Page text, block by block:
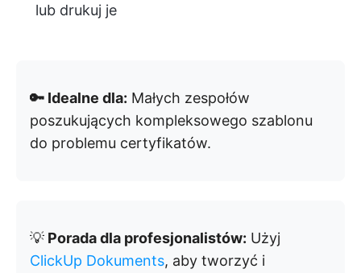
lub drukuj je
🔑 Idealne dla: Małych zespołów
poszukujących kompleksowego szablonu
do problemu certyfikatów.
💡 Porada dla profesjonalistów: Użyj
ClickUp Dokuments, aby tworzyć i